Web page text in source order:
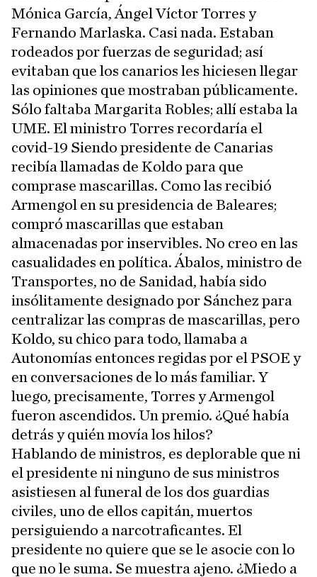
Mónica García, Ángel Víctor Torres y
Fernando Marlaska. Casi nada. Estaban
rodeados por fuerzas de seguridad; así
evitaban que los canarios les hiciesen llegar
las opiniones que mostraban públicamente.
Sólo faltaba Margarita Robles; allí estaba la
UME. El ministro Torres recordaría el
covid-19 Siendo presidente de Canarias
recibía llamadas de Koldo para que
comprase mascarillas. Como las recibió
Armengol en su presidencia de Baleares;
compró mascarillas que estaban
almacenadas por inservibles. No creo en las
casualidades en política. Ábalos, ministro de
Transportes, no de Sanidad, había sido
insólitamente designado por Sánchez para
centralizar las compras de mascarillas, pero
Koldo, su chico para todo, llamaba a
Autonomías entonces regidas por el PSOE y
en conversaciones de lo más familiar. Y
luego, precisamente, Torres y Armengol
fueron ascendidos. Un premio. ¿Qué había
detrás y quién movía los hilos?
Hablando de ministros, es deplorable que ni
el presidente ni ninguno de sus ministros
asistiesen al funeral de los dos guardias
civiles, uno de ellos capitán, muertos
persiguiendo a narcotraficantes. El
presidente no quiere que se le asocie con lo
que no le suma. Se muestra ajeno. ¿Miedo a